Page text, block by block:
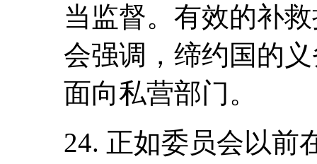
当监督。有效的补
会强调，缔约国的
面向私营部门。
24. 正如委员会以前